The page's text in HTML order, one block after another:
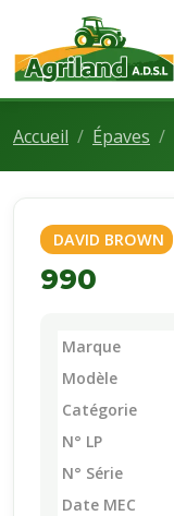
Accueil Épaves
DAVID BROWN
990
Marque
Modèle
Catégorie
N° LP
N° Série
Date MEC